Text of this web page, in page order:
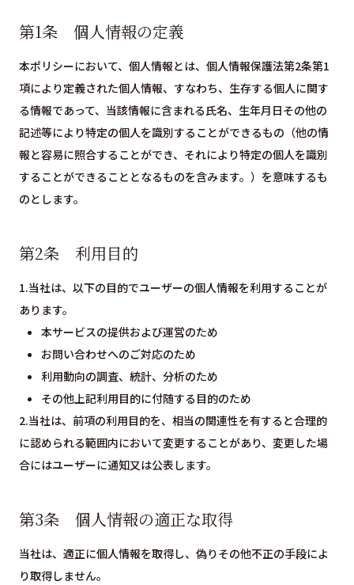
第1条 個人情報の定義
本ポリシーにおいて、個人情報とは、個人情報保護法第2条第1
項により定義された個人情報、すなわち、生存する個人に関す
る情報であって、当該情報に含まれる氏名、生年月日その他の
記述等により特定の個人を識別することができるもの（他の情
報と容易に照合することができ、それにより特定の個人を識別
することができることとなるものを含みます。）を意味するも
のとします。
第2条 利用目的
1.当社は、以下の目的でユーザーの個人情報を利用することが
あります。
本サービスの提供および運営のため
お問い合わせへのご対応のため
利用動向の調査、統計、分析のため
その他上記利用目的に付随する目的のため
2.当社は、前項の利用目的を、相当の関連性を有すると合理的
に認められる範囲内において変更することがあり、変更した場
合にはユーザーに通知又は公表します。
第3条 個人情報の適正な取得
当社は、適正に個人情報を取得し、偽りその他不正の手段によ
り取得しません。